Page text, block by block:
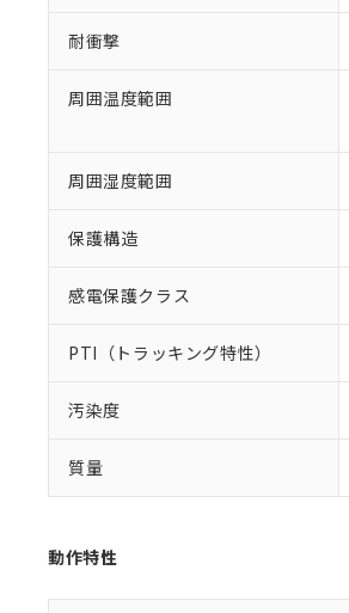
耐衝撃
周囲温度範囲
周囲湿度範囲
保護構造
感電保護クラス
PTI（トラッキング特性）
汚染度
質量
動作特性